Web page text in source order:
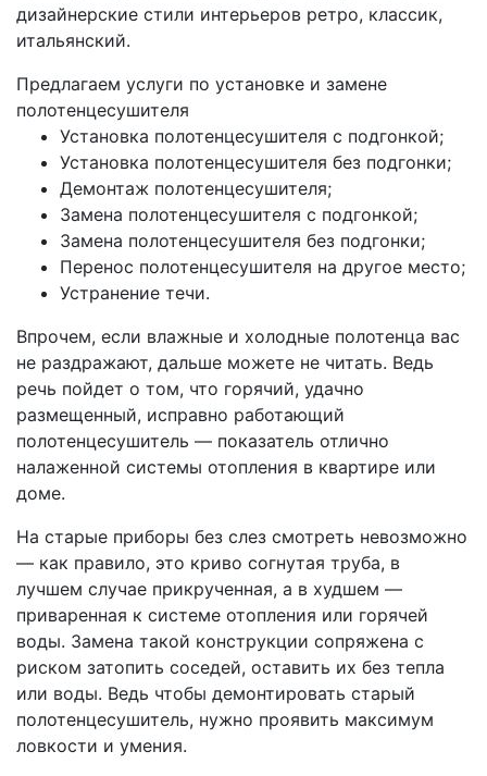
дизайнерские стили интерьеров ретро, классик,
итальянский.
Предлагаем услуги по установке и замене
полотенцесушителя
Установка полотенцесушителя с подгонкой;
Установка полотенцесушителя без подгонки;
Демонтаж полотенцесушителя;
Замена полотенцесушителя с подгонкой;
Замена полотенцесушителя без подгонки;
Перенос полотенцесушителя на другое место;
Устранение течи.
Впрочем, если влажные и холодные полотенца вас
не раздражают, дальше можете не читать. Ведь
речь пойдет о том, что горячий, удачно
размещенный, исправно работающий
полотенцесушитель — показатель отлично
налаженной системы отопления в квартире или
доме.
На старые приборы без слез смотреть невозможно
— как правило, это криво согнутая труба, в
лучшем случае прикрученная, а в худшем —
приваренная к системе отопления или горячей
воды. Замена такой конструкции сопряжена с
риском затопить соседей, оставить их без тепла
или воды. Ведь чтобы демонтировать старый
полотенцесушитель, нужно проявить максимум
ловкости и умения.